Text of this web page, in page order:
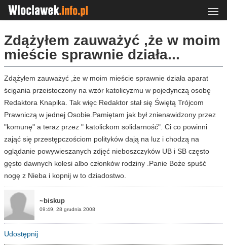
Zdążyłem zauważyć ,że w moim
mieście sprawnie działa...
Zdążyłem zauważyć ,że w moim mieście sprawnie działa aparat
ścigania przeistoczony na wzór katolicyzmu w pojedynczą osobę
Redaktora Knapika. Tak więc Redaktor stał się Świętą Trójcom
Prawniczą w jednej Osobie.Pamiętam jak był znienawidzony przez
"komunę" a teraz przez " katolickom solidarność". Ci co powinni
zająć się przestępczościom polityków dają na luz i chodzą na
oglądanie powywieszanych zdjęć nieboszczyków UB i SB często
gęsto dawnych kolesi albo członków rodziny .Panie Boże spuść
nogę z Nieba i kopnij w to dziadostwo.
~biskup
09:49, 28 grudnia 2008
Udostępnij